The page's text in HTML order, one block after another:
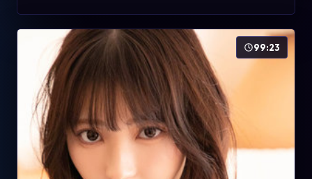
99:23